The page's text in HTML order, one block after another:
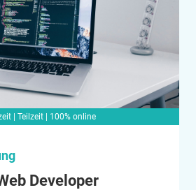
| Teilzeit | 100% online
Developer